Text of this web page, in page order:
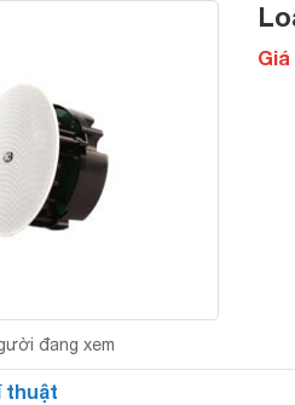
đang xem
Giá
thuật